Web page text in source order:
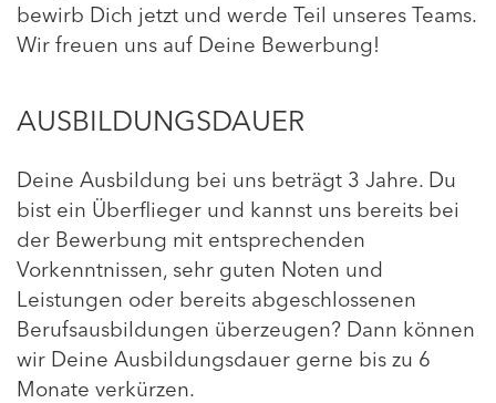
bewirb Dich jetzt und werde Teil unseres Teams.
Wir freuen uns auf Deine Bewerbung!
AUSBILDUNGSDAUER
Deine Ausbildung bei uns beträgt 3 Jahre. Du
bist ein Überflieger und kannst uns bereits bei
der Bewerbung mit entsprechenden
Vorkenntnissen, sehr guten Noten und
Leistungen oder bereits abgeschlossenen
Berufsausbildungen überzeugen? Dann können
wir Deine Ausbildungsdauer gerne bis zu 6
Monate verkürzen.